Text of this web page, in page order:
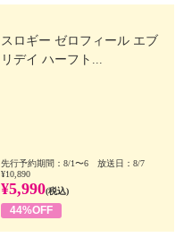
スロギー ゼロフィール エブ
リデイ ハーフト...
先行予約期間：8/1〜6 放送日：8/7
¥10,890
¥5,990(税込)
44%OFF